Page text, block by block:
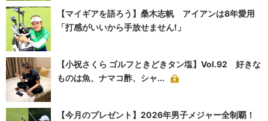
【マイギアを語ろう】桑木志帆 アイアンは8年愛用
「打感がいいから手放せません!」
【小祝さくら ゴルフときどきタン塩】Vol.92 好きな
ものは魚、ナマコ酢、シャ...
【今月のプレゼント】2026年男子メジャー全制覇！